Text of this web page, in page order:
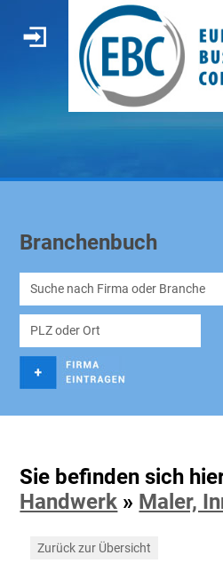
Branchenbuch
Sie befinden sich
Handwerk » Maler,
Zurück zur Übersicht